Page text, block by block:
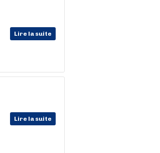
Lire la suite
Lire la suite